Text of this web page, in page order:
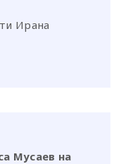
Ирана
Мусаев на